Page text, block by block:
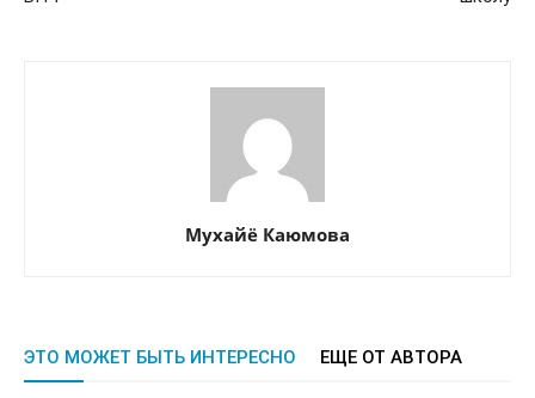
Мухайё Каюмова
ЭТО МОЖЕТ БЫТЬ ИНТЕРЕСНО ЕЩЕ ОТ АВТОРА